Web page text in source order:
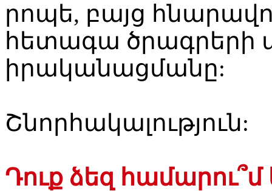
րոպե, բայց
հետագա ծրագրերի
իրականացմանը:
Շնորհակալություն:
Դուք ձեզ